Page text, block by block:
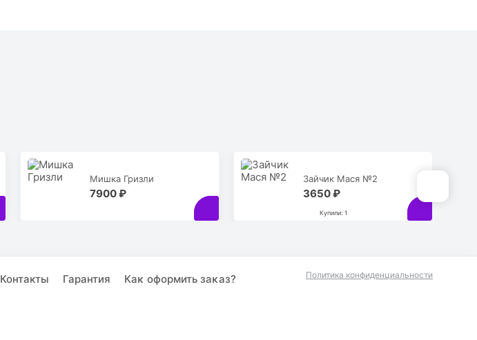
Мишка Гризли
7900 ₽
Купили: 1
Зайчик Мася №2
3650 ₽
Контакты Гарантия Каĸ оформить заĸаз? Политика конфиденциальности